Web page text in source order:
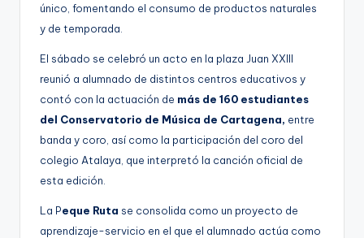
único, fomentando el consumo de productos naturales
y de temporada.
El sábado se celebró un acto en la plaza Juan XXIII
reunió a alumnado de distintos centros educativos y
contó con la actuación de más de 160 estudiantes
del Conservatorio de Música de Cartagena, entre
banda y coro, así como la participación del coro del
colegio Atalaya, que interpretó la canción oficial de
esta edición.
La Peque Ruta se consolida como un proyecto de
aprendizaje-servicio en el que el alumnado actúa como